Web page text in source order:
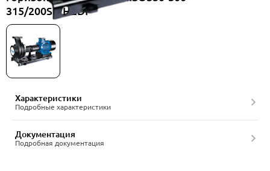
315/200SWHZDI
Характеристики
Подробные характеристики
Документация
Подробная документация